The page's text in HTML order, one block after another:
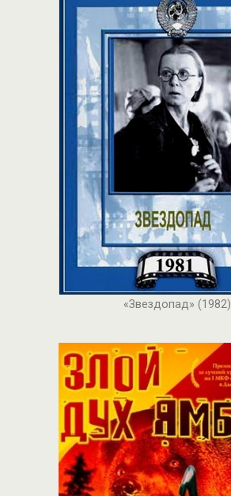
«Звездопад» (1982)